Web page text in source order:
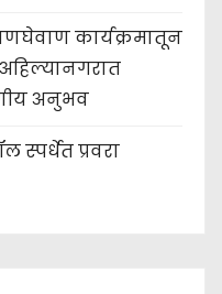
कार्यक्रमातून
अहिल्यानगरात
अनुभव
स्पर्धेत प्रवरा